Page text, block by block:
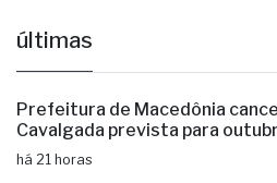
últimas
Prefeitura de Macedônia
Cavalgada prevista para
há 21 horas